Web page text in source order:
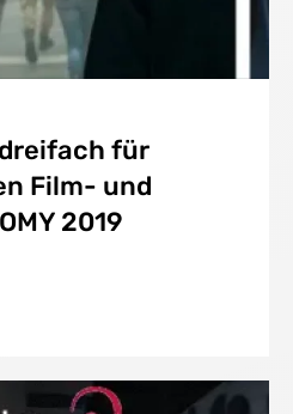
dreifach für
Film- und
2019